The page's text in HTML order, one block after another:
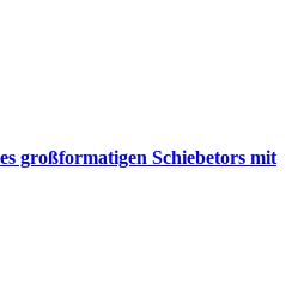
großformatigen Schiebetors mit